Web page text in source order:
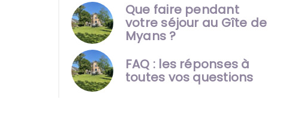
Que faire pendant
votre séjour au Gîte de
Myans ?
FAQ : les réponses à
toutes vos questions